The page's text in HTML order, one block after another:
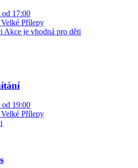
od 17:00
Přílepy
Akce je vhodná pro děti
od 19:00
Přílepy